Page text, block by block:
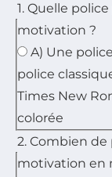
1. Quelle
motivation ?
A) Une
police
Times New
colorée
2. Combien
motivation en